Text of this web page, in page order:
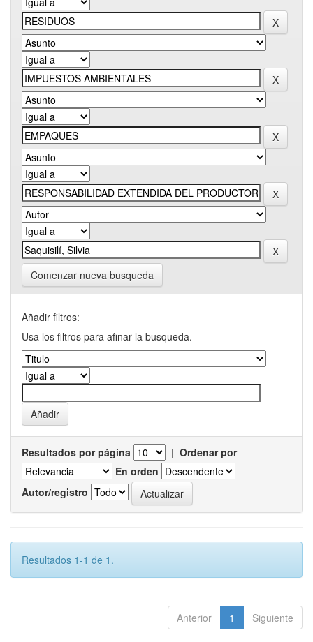
Comenzar nueva busqueda
Añadir filtros:
Usa los filtros para afinar la busqueda.
Resultados por página | Ordenar por
En orden
Autor/registro
Resultados 1-1 de 1.
Anterior 1 Siguiente